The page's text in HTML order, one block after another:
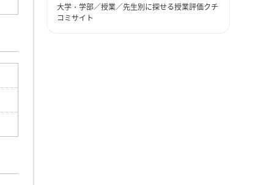
大学・学部／授業／先生別に探せる授業評価クチ
コミサイト